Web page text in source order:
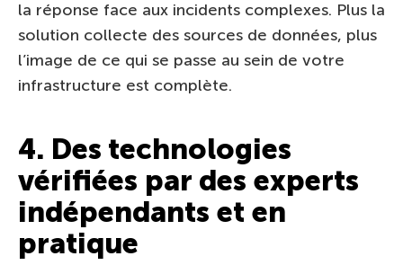
la réponse face aux incidents complexes. Plus la
solution collecte des sources de données, plus
l’image de ce qui se passe au sein de votre
infrastructure est complète.
4. Des technologies
vérifiées par des experts
indépendants et en
pratique